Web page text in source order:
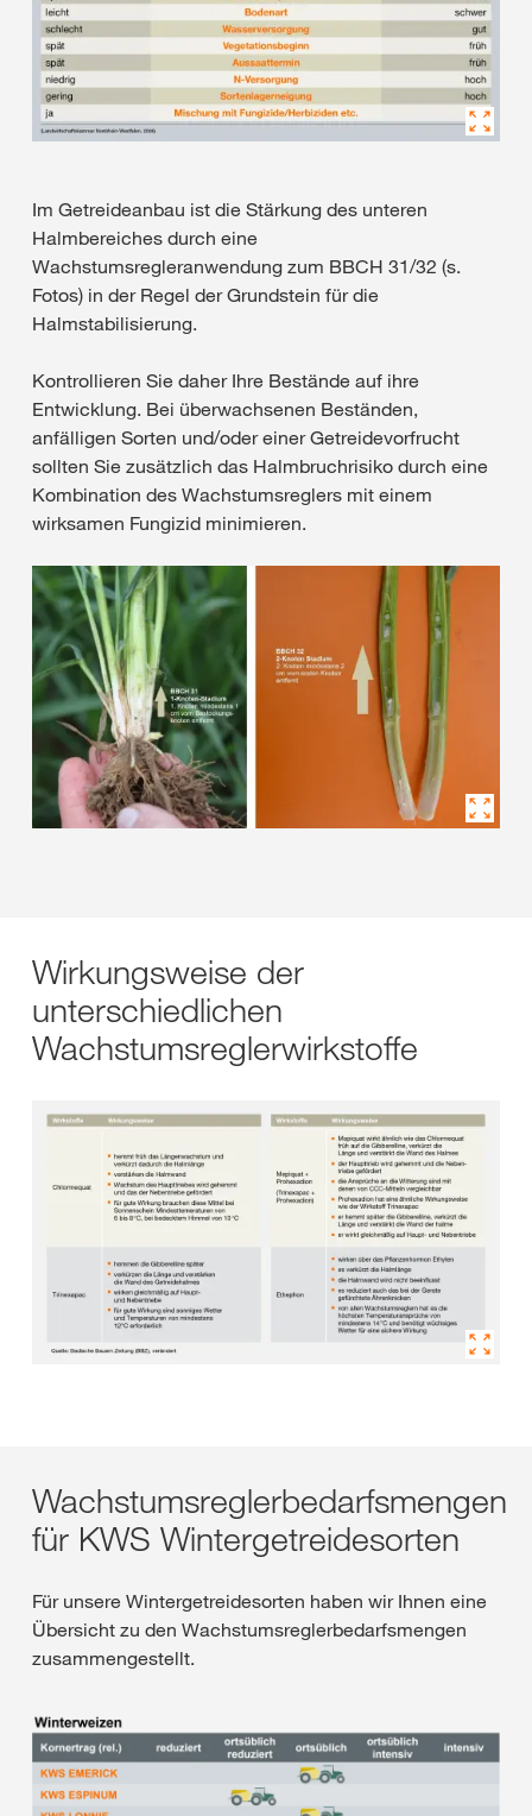
Im Getreideanbau ist die Stärkung des unteren
Halmbereiches durch eine
Wachstumsregleranwendung zum BBCH 31/32 (s.
Fotos) in der Regel der Grundstein für die
Halmstabilisierung.
Kontrollieren Sie daher Ihre Bestände auf ihre
Entwicklung. Bei überwachsenen Beständen,
anfälligen Sorten und/oder einer Getreidevorfrucht
sollten Sie zusätzlich das Halmbruchrisiko durch eine
Kombination des Wachstumsreglers mit einem
wirksamen Fungizid minimieren.
Wirkungsweise der
unterschiedlichen
Wachstumsreglerwirkstoffe
Wachstumsreglerbedarfsmengen
für KWS Wintergetreidesorten
Für unsere Wintergetreidesorten haben wir Ihnen eine
Übersicht zu den Wachstumsreglerbedarfsmengen
zusammengestellt.